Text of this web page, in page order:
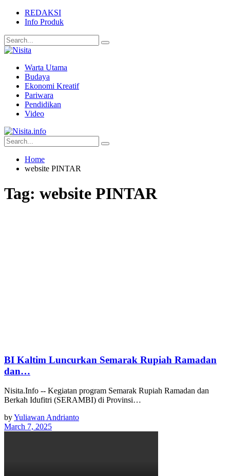
REDAKSI
Info Produk
Warta Utama
Budaya
Ekonomi Kreatif
Pariwara
Pendidikan
Video
Home
website PINTAR
Tag: website PINTAR
BI Kaltim Luncurkan Semarak Rupiah Ramadan
dan…
Nisita.Info -- Kegiatan program Semarak Rupiah Ramadan dan
Berkah Idufitri (SERAMBI) di Provinsi…
byYuliawan Andrianto
March 7, 2025